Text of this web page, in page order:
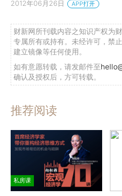
2012年06月26日 APP打开
财新网所刊载内容之知识产权为
专属所有或持有。未经许可，禁
建立镜像等任何使用。
如有意愿转载，请发邮件至
确认及授权后，方可转载。
推荐阅读
私房课